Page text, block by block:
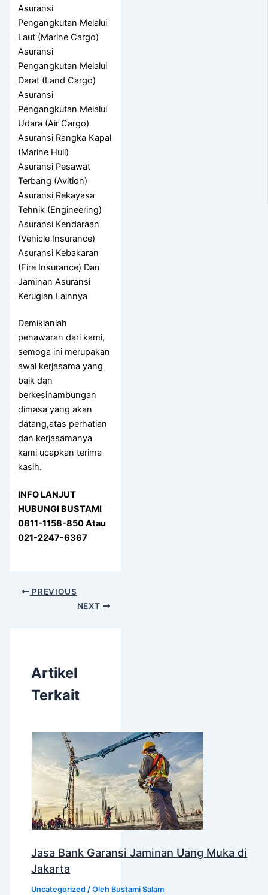
Asuransi
Pengangkutan Melalui
Laut (Marine Cargo)
Asuransi
Pengangkutan Melalui
Darat (Land Cargo)
Asuransi
Pengangkutan Melalui
Udara (Air Cargo)
Asuransi Rangka Kapal
(Marine Hull)
Asuransi Pesawat
Terbang (Avition)
Asuransi Rekayasa
Tehnik (Engineering)
Asuransi Kendaraan
(Vehicle Insurance)
Asuransi Kebakaran
(Fire Insurance) Dan
Jaminan Asuransi
Kerugian Lainnya
Demikianlah
penawaran dari kami,
semoga ini merupakan
awal kerjasama yang
baik dan
berkesinambungan
dimasa yang akan
datang,atas perhatian
dan kerjasamanya
kami ucapkan terima
kasih.
INFO LANJUT
HUBUNGI BUSTAMI
0811-1158-850 Atau
021-2247-6367
PREVIOUS
NEXT
Artikel
Terkait
Jasa Bank Garansi Jaminan Uang Muka di
Jakarta
Uncategorized / Oleh Bustami Salam